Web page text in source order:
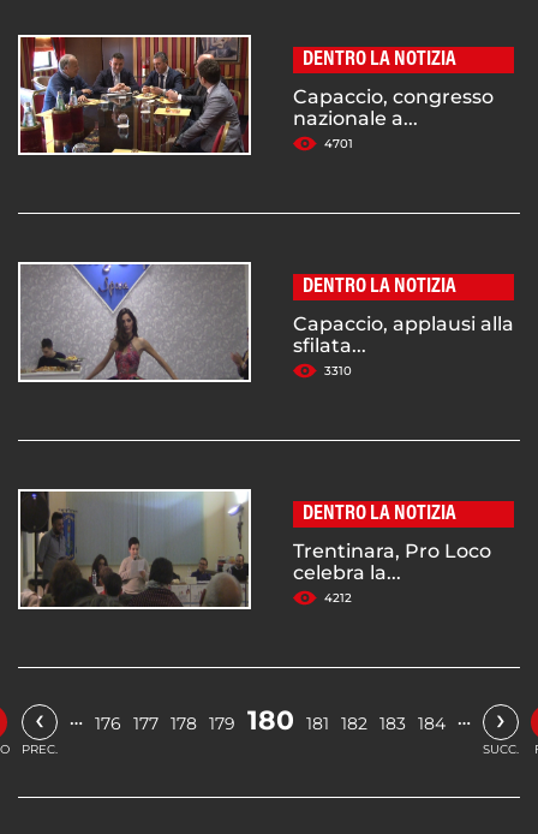
DENTRO LA NOTIZIA
Capaccio, congresso
nazionale a...
4701
DENTRO LA NOTIZIA
Capaccio, applausi alla
sfilata...
3310
DENTRO LA NOTIZIA
Trentinara, Pro Loco
celebra la...
4212
‹
PREC.
… 176 177 178 179 180 181 182 183 184 … ›
SUCC.